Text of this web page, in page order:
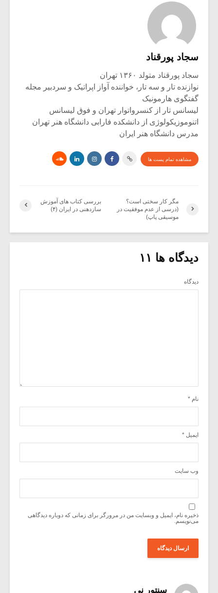
سجاد پورقناد
سجاد پورقناد متولد ۱۳۶۰ تهران
نوازنده تار و سه تار، خواننده آواز اپراتیک و سردبیر مجله
گفتگوی هارمونیک
لیسانس تار از کنسرواتوار تهران و فوق لیسانس
اتنوموزیکولوژی از دانشکده فارابی دانشگاه هنر تهران
مدرس دانشگاه هنر ایران
مشاهده تمام پست ها
بررسی کتاب های آموزش
سازدهنی در ایران (۴)
مگر کار سختی است؟
(درسی از عدم موفقیت در
موسیقی پاپ)
دیدگاه ها ۱۱
دیدگاه
نام *
ایمیل *
وب‌ سایت
ذخیره نام، ایمیل و وبسایت من در مرورگر برای زمانی که دوباره دیدگاهی
می‌نویسم.
سنتور ني